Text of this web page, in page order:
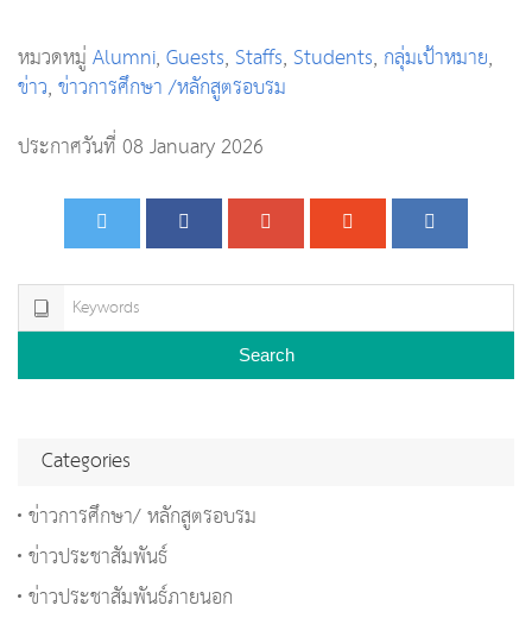
หมวดหมู่Alumni,Guests,Staffs,Students, กลุ่มเป้าหมาย,
ข่าว,ข่าวการศึกษา /หลักสูตรอบรม
ประกาศวันที่ 08 January 2026
Search
Categories
ข่าวการศึกษา/ หลักสูตรอบรม
ข่าวประชาสัมพันธ์
ข่าวประชาสัมพันธ์ภายนอก